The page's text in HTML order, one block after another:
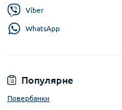
Популярне
Повербанки
Viber
WhatsApp